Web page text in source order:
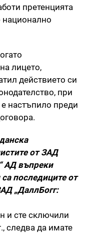
претенцията
лицето,
действието си
при
настъпило преди
от ЗАД
АД въпреки
последиците от
„ДаллБогг:
и сте сключили
следва да имате